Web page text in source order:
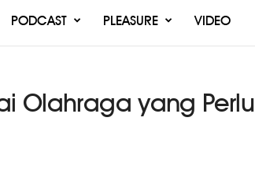
PODCAST PLEASURE VIDEO
Olahraga yang Perlu